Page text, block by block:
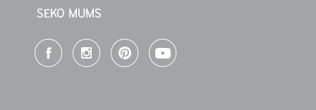
SEKO MUMS